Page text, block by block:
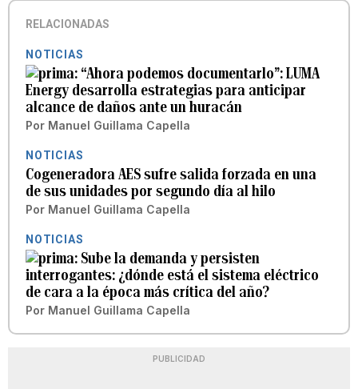
RELACIONADAS
NOTICIAS
“Ahora podemos documentarlo”: LUMA
Energy desarrolla estrategias para anticipar
alcance de daños ante un huracán
Por Manuel Guillama Capella
NOTICIAS
Cogeneradora AES sufre salida forzada en una
de sus unidades por segundo día al hilo
Por Manuel Guillama Capella
NOTICIAS
Sube la demanda y persisten
interrogantes: ¿dónde está el sistema eléctrico
de cara a la época más crítica del año?
Por Manuel Guillama Capella
PUBLICIDAD